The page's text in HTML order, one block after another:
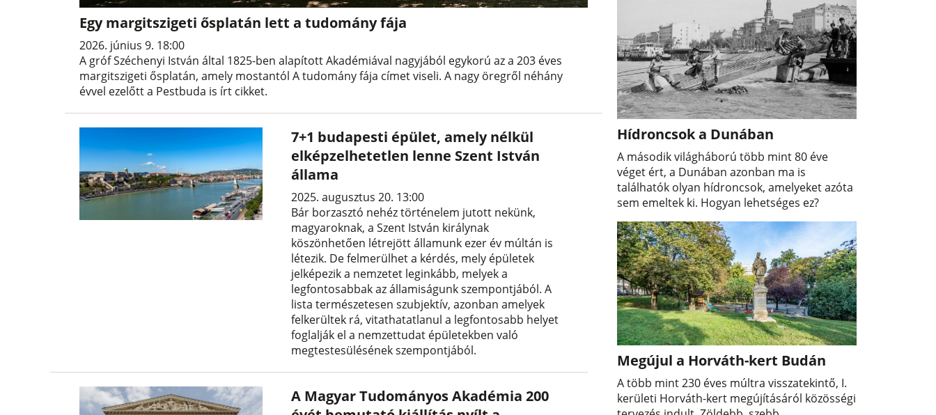
Egy margitszigeti ősplatán lett a tudomány fája
2026. június 9. 18:00
A gróf Széchenyi István által 1825-ben alapított Akadémiával nagyjából egykorú az a 203 éves
margitszigeti ősplatán, amely mostantól A tudomány fája címet viseli. A nagy öregről néhány
évvel ezelőtt a Pestbuda is írt cikket.
7+1 budapesti épület, amely nélkül
elképzelhetetlen lenne Szent István
állama
2025. augusztus 20. 13:00
Bár borzasztó nehéz történelem jutott nekünk,
magyaroknak, a Szent István királynak
köszönhetően létrejött államunk ezer év múltán is
létezik. De felmerülhet a kérdés, mely épületek
jelképezik a nemzetet leginkább, melyek a
legfontosabbak az államiságunk szempontjából. A
lista természetesen szubjektív, azonban amelyek
felkerültek rá, vitathatatlanul a legfontosabb helyet
foglalják el a nemzettudat épületekben való
megtestesülésének szempontjából.
A Magyar Tudományos Akadémia 200
Hídroncsok a Dunában
A második világháború több mint 80 éve
véget ért, a Dunában azonban ma is
találhatók olyan hídroncsok, amelyeket azóta
sem emeltek ki. Hogyan lehetséges ez?
Megújul a Horváth-kert Budán
A több mint 230 éves múltra visszatekintő, I.
kerületi Horváth-kert megújításáról közösségi